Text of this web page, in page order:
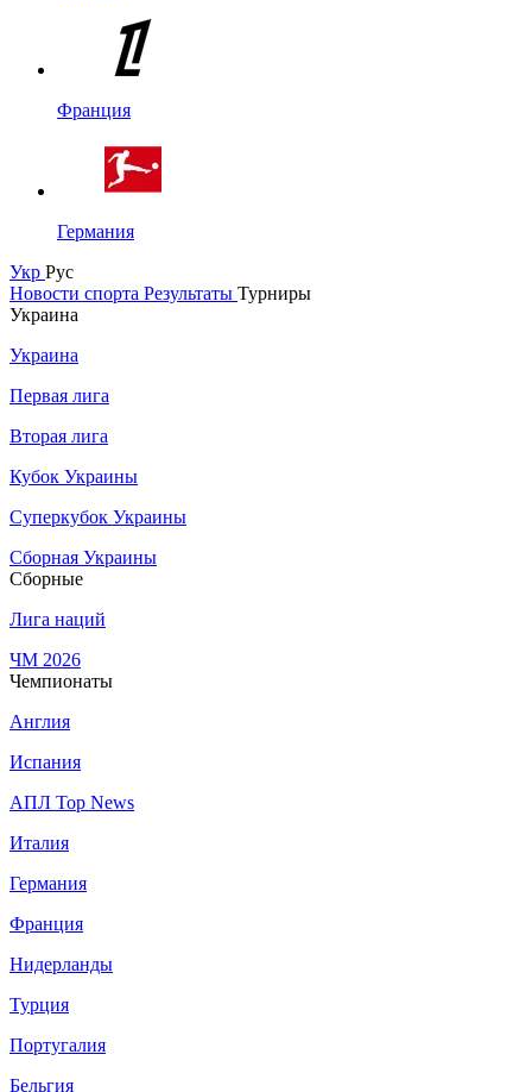
Франция
Германия
Укр Рус
Новости спорта Результаты Турниры
Украина
Украина
Первая лига
Вторая лига
Кубок Украины
Суперкубок Украины
Сборная Украины
Сборные
Лига наций
ЧМ 2026
Чемпионаты
Англия
Испания
АПЛ Top News
Италия
Германия
Франция
Нидерланды
Турция
Португалия
Бельгия